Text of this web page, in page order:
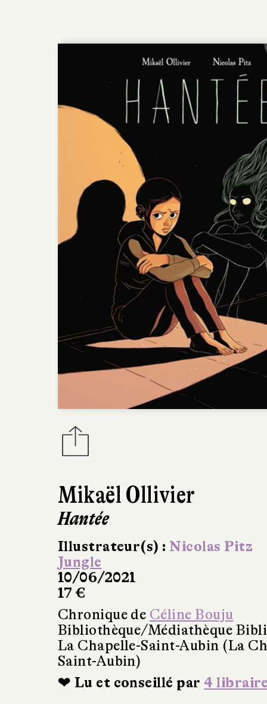
Mikaël Ollivier
Hantée
Illustrateur(s) : Nicolas Pitz
Jungle
10/06/2021
17 €
Chronique de Céline Bouju
Bibliothèque/Médiathèque
La Chapelle-Saint-Aubin (La
Saint-Aubin)
❤ Lu et conseillé par 4